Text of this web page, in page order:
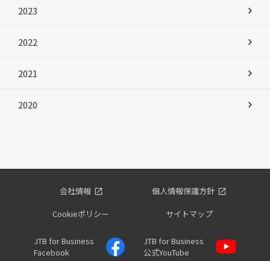
2023
2022
2021
2020
会社情報
個人情報保護方針
Cookieポリシー
サイトマップ
JTB for Business
Facebook
JTB for Business
公式YouTube